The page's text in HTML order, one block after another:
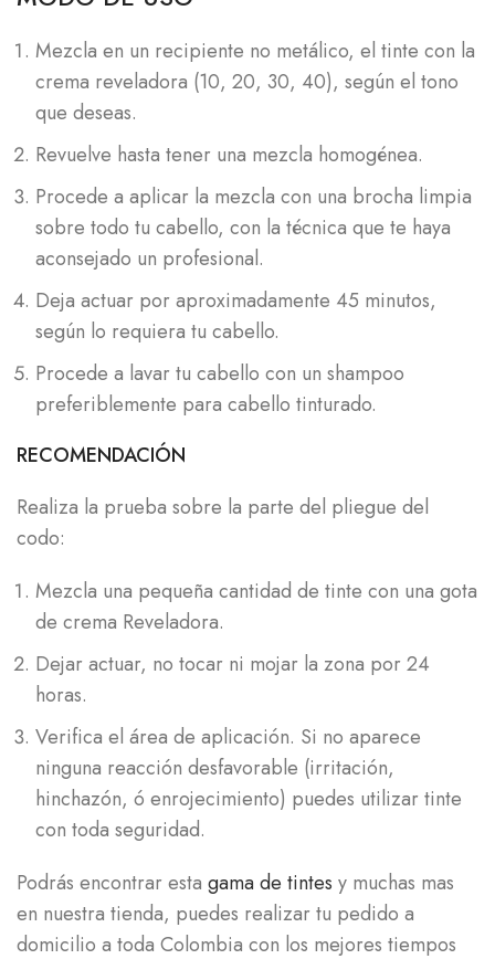
Mezcla en un recipiente no metálico, el tinte con la
crema reveladora (10, 20, 30, 40), según el tono
que deseas.
Revuelve hasta tener una mezcla homogénea.
Procede a aplicar la mezcla con una brocha limpia
sobre todo tu cabello, con la técnica que te haya
aconsejado un profesional.
Deja actuar por aproximadamente 45 minutos,
según lo requiera tu cabello.
Procede a lavar tu cabello con un shampoo
preferiblemente para cabello tinturado.
RECOMENDACIÓN
Realiza la prueba sobre la parte del pliegue del
codo:
Mezcla una pequeña cantidad de tinte con una gota
de crema Reveladora.
Dejar actuar, no tocar ni mojar la zona por 24
horas.
Verifica el área de aplicación. Si no aparece
ninguna reacción desfavorable (irritación,
hinchazón, ó enrojecimiento) puedes utilizar tinte
con toda seguridad.
Podrás encontrar esta gama de tintes y muchas mas
en nuestra tienda, puedes realizar tu pedido a
domicilio a toda Colombia con los mejores tiempos